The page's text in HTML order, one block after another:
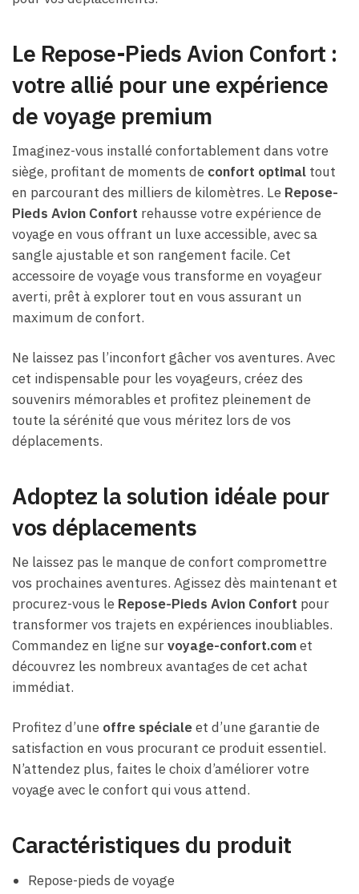
Le Repose-Pieds Avion Confort :
votre allié pour une expérience
de voyage premium
Imaginez-vous installé confortablement dans votre
siège, profitant de moments de confort optimal tout
en parcourant des milliers de kilomètres. Le Repose-
Pieds Avion Confort rehausse votre expérience de
voyage en vous offrant un luxe accessible, avec sa
sangle ajustable et son rangement facile. Cet
accessoire de voyage vous transforme en voyageur
averti, prêt à explorer tout en vous assurant un
maximum de confort.
Ne laissez pas l’inconfort gâcher vos aventures. Avec
cet indispensable pour les voyageurs, créez des
souvenirs mémorables et profitez pleinement de
toute la sérénité que vous méritez lors de vos
déplacements.
Adoptez la solution idéale pour
vos déplacements
Ne laissez pas le manque de confort compromettre
vos prochaines aventures. Agissez dès maintenant et
procurez-vous le Repose-Pieds Avion Confort pour
transformer vos trajets en expériences inoubliables.
Commandez en ligne survoyage-confort.comet
découvrez les nombreux avantages de cet achat
immédiat.
Profitez d’une offre spécialeet d’une garantie de
satisfaction en vous procurant ce produit essentiel.
N’attendez plus, faites le choix d’améliorer votre
voyage avec le confort qui vous attend.
Caractéristiques du produit
Repose-pieds de voyage